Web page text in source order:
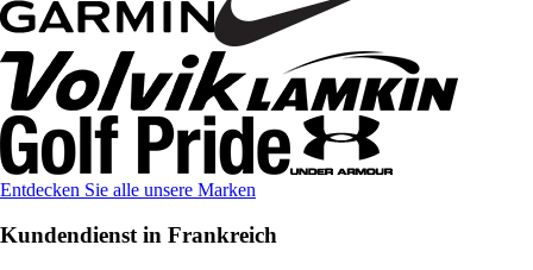
Entdecken Sie alle unsere Marken
Kundendienst in Frankreich